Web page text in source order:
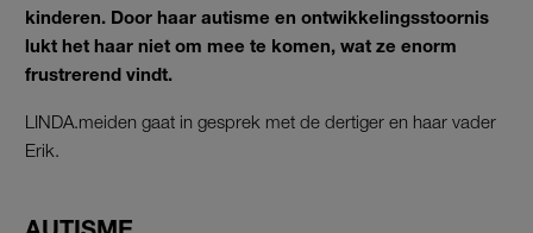
kinderen. Door haar autisme en ontwikkelingsstoornis
lukt het haar niet om mee te komen, wat ze enorm
frustrerend vindt.
LINDA.meiden gaat in gesprek met de dertiger en haar vader
Erik.